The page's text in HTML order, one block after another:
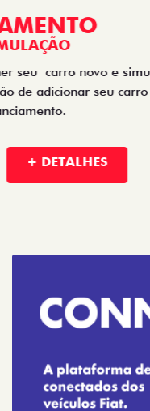
VENDAS
DIRETAS
Descubra as melhores
Fiat para empresas,
categorias de negócios.